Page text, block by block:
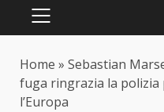
PRIMARY
Home » Sebastian
fuga ringrazia la polizia
l’Europa